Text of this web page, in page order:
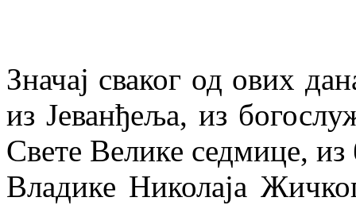
Значај сваког од ових
из Јеванђеља, из
Свете Велике седмице, из
Владике Николаја